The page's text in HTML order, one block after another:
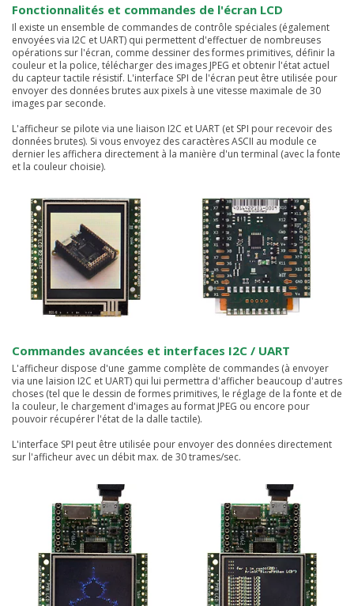
Fonctionnalités et commandes de l'écran LCD
Il existe un ensemble de commandes de contrôle spéciales (également
envoyées via I2C et UART) qui permettent d'effectuer de nombreuses
opérations sur l'écran, comme dessiner des formes primitives, définir la
couleur et la police, télécharger des images JPEG et obtenir l'état actuel
du capteur tactile résistif. L'interface SPI de l'écran peut être utilisée pour
envoyer des données brutes aux pixels à une vitesse maximale de 30
images par seconde.
L'afficheur se pilote via une liaison I2C et UART (et SPI pour recevoir des
données brutes). Si vous envoyez des caractères ASCII au module ce
dernier les affichera directement à la manière d'un terminal (avec la fonte
et la couleur choisie).
Commandes avancées et interfaces I2C / UART
L'afficheur dispose d'une gamme complète de commandes (à envoyer
via une laision I2C et UART) qui lui permettra d'afficher beaucoup d'autres
choses (tel que le dessin de formes primitives, le réglage de la fonte et de
la couleur, le chargement d'images au format JPEG ou encore pour
pouvoir récupérer l'état de la dalle tactile).
L'interface SPI peut être utilisée pour envoyer des données directement
sur l'afficheur avec un débit max. de 30 trames/sec.